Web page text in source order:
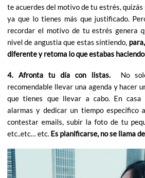
te acuerdes del motivo de tu estrés, quizás
ya que lo tienes más que justificado.
recordar el motivo de tu estrés genera
nivel de angustia que estas sintiendo,
diferente y retoma lo que estabas
4. Afronta tu día con listas. No
recomendable llevar una agenda y hacer
que tienes que llevar a cabo. En casa
alarmas y dedicar un tiempo específico
contestar emails, subir la foto de tu
etc..etc… etc. Es planificarse, no se llama